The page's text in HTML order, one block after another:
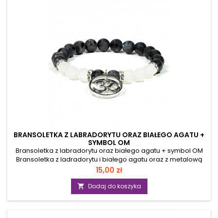
BRANSOLETKA Z LABRADORYTU ORAZ BIAŁEGO AGATU +
SYMBOL OM
Bransoletka z labradorytu oraz białego agatu + symbol OM
Bransoletka z ladradorytu i białego agatu oraz z metalową
zawieszką w kształcie znaku OM - koraliki nawleczone są na
bardzo mocną, elastyczną żyłkę jubilerską, dzięki której
bransoletka łatwo dopasowuje się do nadgarstka. Między
kamieniami umieszczono metalowe przekładki ozdobione
szklanymi kryształkami. Produkt nie zawiera niklu, ołowiu i
Cena
15,00 zł
 Dodaj do koszyka